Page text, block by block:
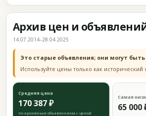
Архив цен и
14.07.2014–28.04.2025
Это старые объявления; они могут
Используйте цены только как исторический
Средняя цена
170 387 ₽
по архивным объявлениям с ценой
Самая
65 000